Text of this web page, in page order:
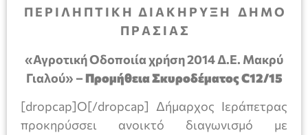
Π Ε Ρ Ι Λ Η Π Τ Ι Κ Η Δ Ι Α Κ Η Ρ Υ Ξ Η Δ Η Μ Ο
Π Ρ Α Σ Ι Α Σ
«Αγροτική Οδοποιία χρήση 2014 Δ.Ε. Μακρύ
Γιαλού» – Προμήθεια ΣκυροδέματοςC12/15
[dropcap]Ο[/dropcap] Δήμαρχος Ιεράπετρας
προκηρύσσει ανοικτό διαγωνισμό με